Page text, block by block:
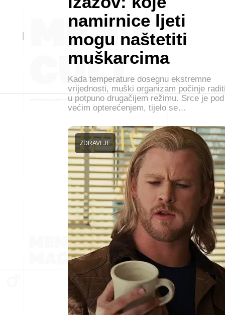
namirnice ljeti
mogu naštetiti
muškarcima
Kada temperature dosegnu ekstremne
vrijednosti, muški organizam počinje
u potpuno drugačijem režimu. Srce je pod
većim opterećenjem, tijelo se…
ZDRAVLJE